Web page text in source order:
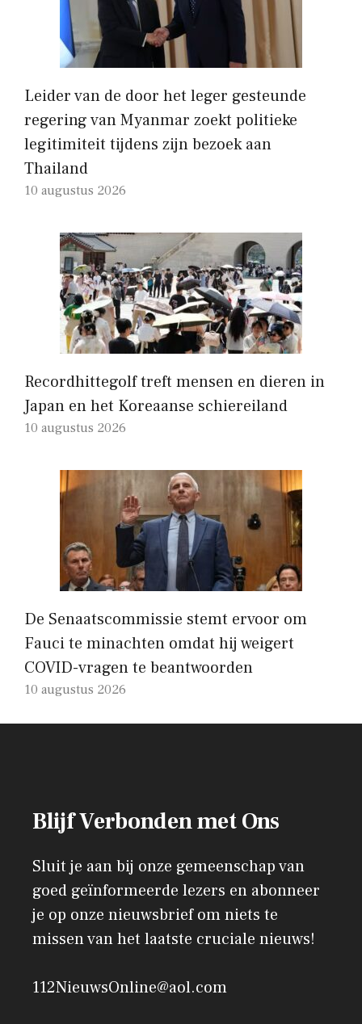
Leider van de door het leger gesteunde
regering van Myanmar zoekt politieke
legitimiteit tijdens zijn bezoek aan
Thailand
10 augustus 2026
Recordhittegolf treft mensen en dieren in
Japan en het Koreaanse schiereiland
10 augustus 2026
De Senaatscommissie stemt ervoor om
Fauci te minachten omdat hij weigert
COVID-vragen te beantwoorden
10 augustus 2026
Blijf Verbonden met Ons
Sluit je aan bij onze gemeenschap van
goed geïnformeerde lezers en abonneer
je op onze nieuwsbrief om niets te
missen van het laatste cruciale nieuws!
112NieuwsOnline@aol.com